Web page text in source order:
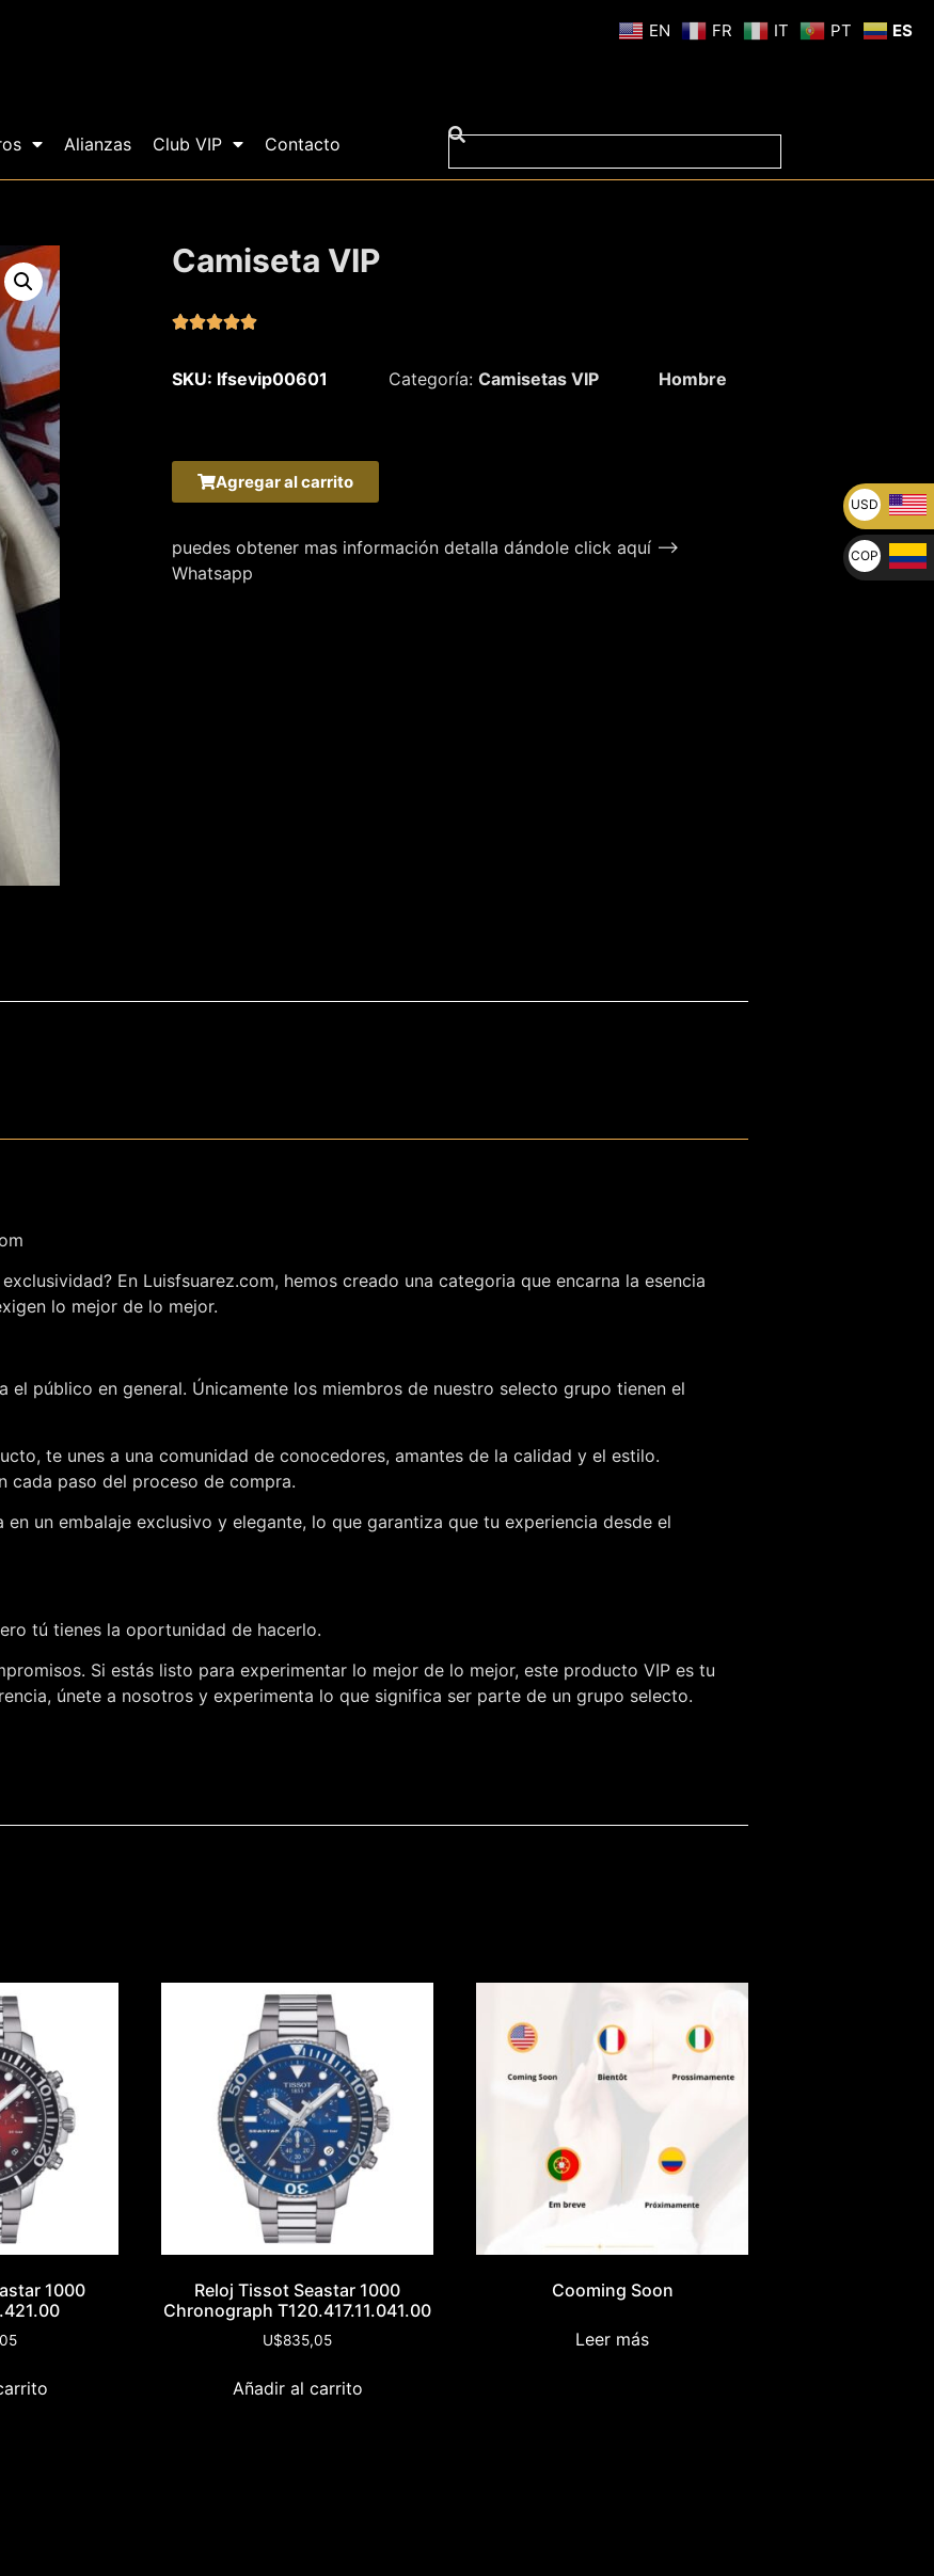
Alianzas Club VIP Contacto
Camiseta VIP

SKU: lfsevip00601 Categoría: Camisetas VIP Hombre
Agregar al carrito
puedes obtener mas información detalla dándole click aquí –>
Whatsapp
En Luisfsuarez.com, hemos creado una categoria que encarna la esencia
lo mejor de lo mejor.
público en general. Únicamente los miembros de nuestro selecto grupo tienen el
te unes a una comunidad de conocedores, amantes de la calidad y el estilo.
cada paso del proceso de compra.
un embalaje exclusivo y elegante, lo que garantiza que tu experiencia desde el
tú tienes la oportunidad de hacerlo.
Si estás listo para experimentar lo mejor de lo mejor, este producto VIP es tu
únete a nosotros y experimenta lo que significa ser parte de un grupo selecto.
1000
Reloj Tissot Seastar 1000
Chronograph T120.417.11.041.00
U$835,05
Añadir al carrito
Cooming Soon
Leer más
EN FR IT PT ES
USD
U$
COP
$